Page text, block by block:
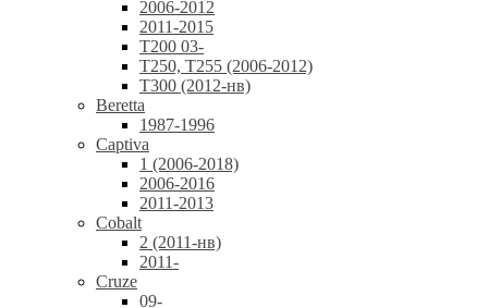
2006-2012
2011-2015
T200 03-
T250, T255 (2006-2012)
T300 (2012-нв)
Beretta
1987-1996
Captiva
1 (2006-2018)
2006-2016
2011-2013
Cobalt
2 (2011-нв)
2011-
Cruze
09-